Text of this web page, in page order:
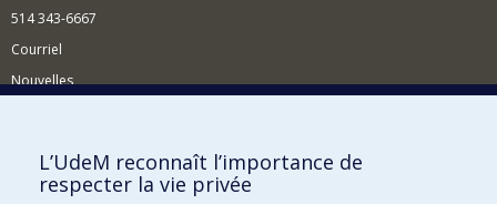
514 343-6667
Courriel
Nouvelles
Comment soutenir le Département?
BESOIN D'AIDE?
L’UdeM reconnaît l’importance de
respecter la vie privée